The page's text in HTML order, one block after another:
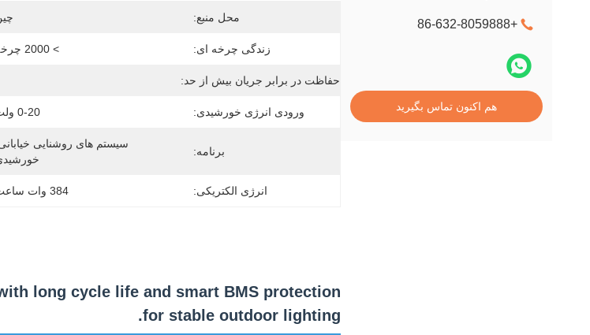
+86-632-8059888
هم اکنون تماس بگیرید
محل منبع:
زندگی چرخه ای: > 2000 چرخه
حفاظت در برابر جریان بیش از حد:
ورودی انرژی خورشیدی: 0-20 ولت
برنامه:
انرژی الکتریکی: 384 وات ساعت
long cycle life and smart BMS protection
for stable outdoor lighting.